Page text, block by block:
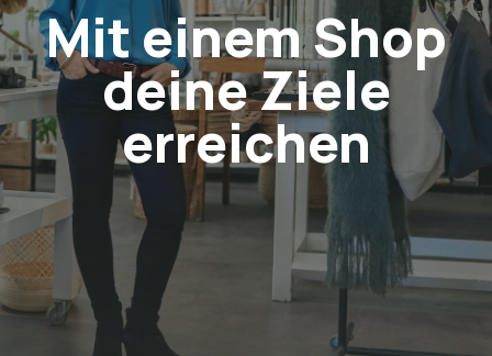
Mit einem Shop
deine Ziele
erreichen